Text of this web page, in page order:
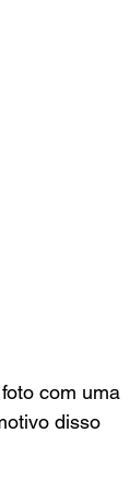
com uma
disso